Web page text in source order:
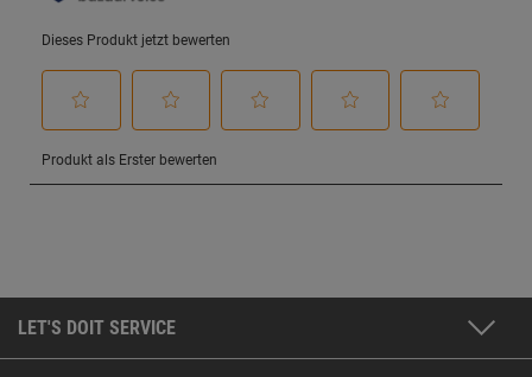
LET'S DOIT SERVICE